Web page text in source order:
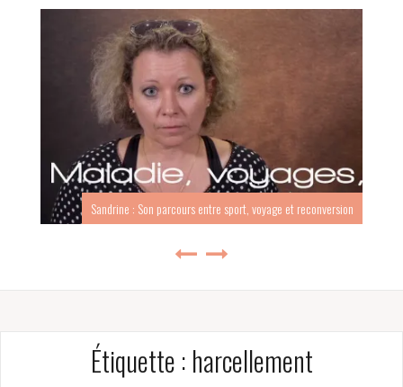
Sandrine : Son parcours entre sport, voyage et reconversion
Étiquette : harcellement